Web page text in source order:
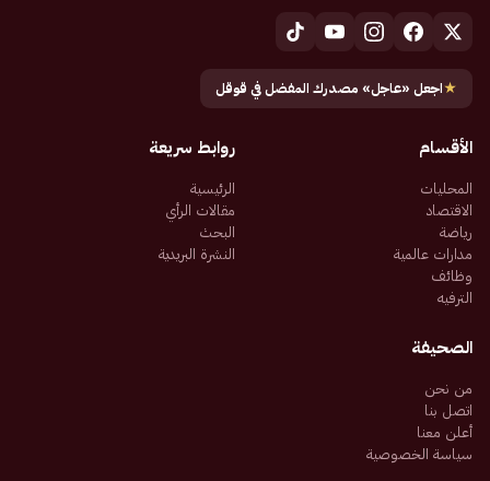
★اجعل «عاجل» مصدرك المفضل في قوقل
الأقسام
المحليات
الاقتصاد
رياضة
مدارات عالمية
وظائف
الترفيه
روابط سريعة
الرئيسية
مقالات الرأي
البحث
النشرة البريدية
الصحيفة
من نحن
اتصل بنا
أعلن معنا
سياسة الخصوصية